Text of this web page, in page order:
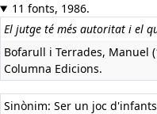
11 fonts, 1986.
El jutge té més autoritat i el
Bofarull i Terrades, Manuel
Columna Edicions.
Sinònim: Ser un joc